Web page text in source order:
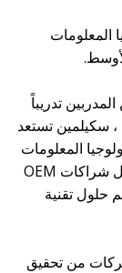
المعلومات
من المهنيين المدربين تدريباً
قوية أكثر من 100 شركة ، سكيلمين تستعد
المعلومات
وأمن المعلومات في المنطقة ، مكملة من خلال شراكات OEM
حلول تقنية
من تحقيق